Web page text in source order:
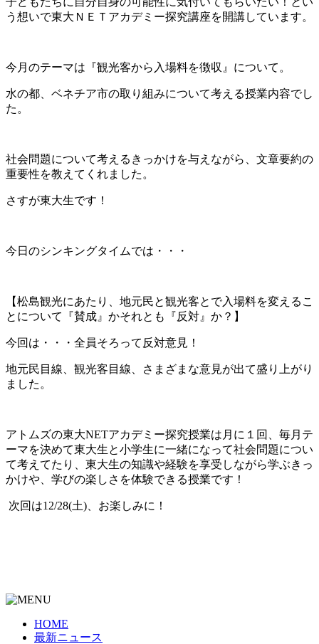
う想いで東大ＮＥＴアカデミー探究講座を開講しています。
今月のテーマは『観光客から入場料を徴収』について。
水の都、ベネチア市の取り組みについて考える授業内容でし
た。
社会問題について考えるきっかけを与えながら、文章要約の
重要性を教えてくれました。
さすが東大生です！
今日のシンキングタイムでは・・・
【松島観光にあたり、地元民と観光客とで入場料を変えるこ
とについて『賛成』かそれとも『反対』か？】
今回は・・・全員そろって反対意見！
地元民目線、観光客目線、さまざまな意見が出て盛り上がり
ました。
アトムズの東大NETアカデミー探究授業は月に１回、毎月テ
ーマを決めて東大生と小学生に一緒になって社会問題につい
て考えてたり、東大生の知識や経験を享受しながら学ぶきっ
かけや、学びの楽しさを体験できる授業です！
次回は12/28(土)、お楽しみに！
HOME
最新ニュース